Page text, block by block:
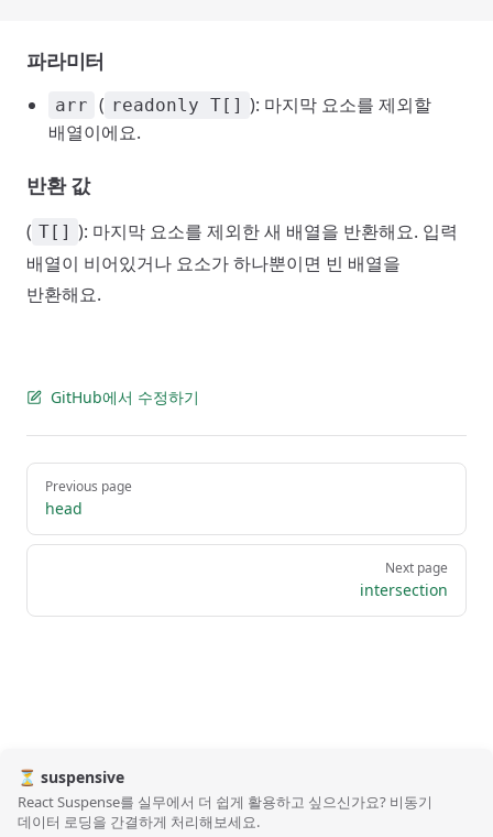
파라미터
arr ( readonly T[] ): 마지막 요소를 제외할
배열이에요.
반환 값
( T[] ): 마지막 요소를 제외한 새 배열을 반환해요. 입력
배열이 비어있거나 요소가 하나뿐이면 빈 배열을
반환해요.
GitHub에서 수정하기
Pager
Previous page
head
Next page
intersection
⏳ suspensive
React Suspense를 실무에서 더 쉽게 활용하고 싶으신가요? 비동기
데이터 로딩을 간결하게 처리해보세요.